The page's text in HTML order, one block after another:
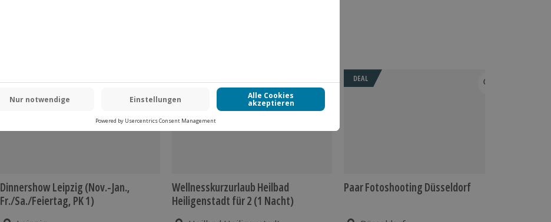
Dinnershow Leipzig (Nov.-Jan.,
Fr./Sa./Feiertag, PK 1)
Wellnesskurzurlaub Heilbad
Heiligenstadt für 2 (1 Nacht)
DEAL
Paar Fotoshooting Düsseldorf